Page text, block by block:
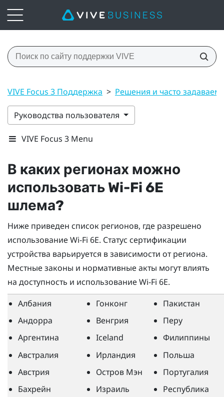
VIVE Focus 3 Поддержка > Решения и часто
Руководства пользователя
VIVE Focus 3 Menu
В каких регионах можно
использовать Wi‍-Fi 6E
шлема?
Ниже приведен список регионов, где разрешено
использование Wi‍-Fi 6E. Статус сертификации
устройства варьируется в зависимости от региона.
Местные законы и нормативные акты могут влиять
на доступность и использование Wi‍-Fi 6E.
Албания
Андорра
Аргентина
Австралия
Австрия
Бахрейн
Гонконг
Венгрия
Iceland
Ирландия
Остров Мэн
Израиль
Пакистан
Перу
Филиппины
Польша
Португалия
Республика